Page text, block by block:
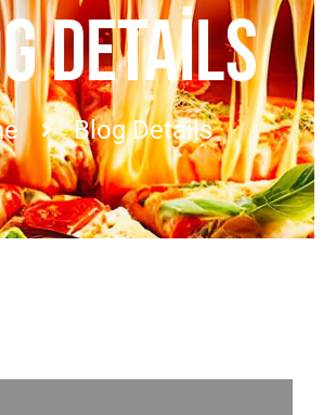
DETAILS
Blog Details